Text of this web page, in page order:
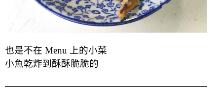
也是不在 Menu 上的小菜
小魚乾炸到酥酥脆脆的